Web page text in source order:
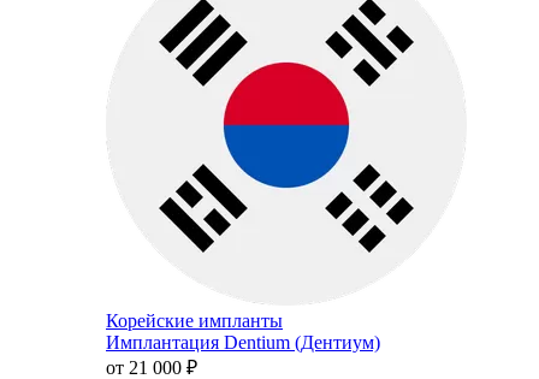
Корейские импланты
Имплантация Dentium (Дентиум)
от 21 000 ₽